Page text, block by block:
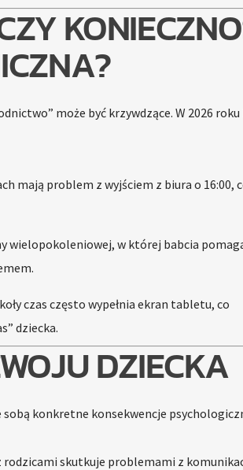
może być krzywdzące. W 2026
mają problem z wyjściem z biura o 16:00,
wielopokoleniowej, w której babcia
czas często wypełnia ekran tabletu, co
dziecka.
DZIECKA
sobą konkretne konsekwencje
rodzicami skutkuje problemami z